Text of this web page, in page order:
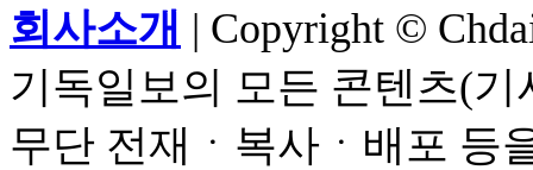
회사소개 | Copyright ©
기독일보의 모든 콘텐츠(
무단 전재ㆍ복사ㆍ배포 등